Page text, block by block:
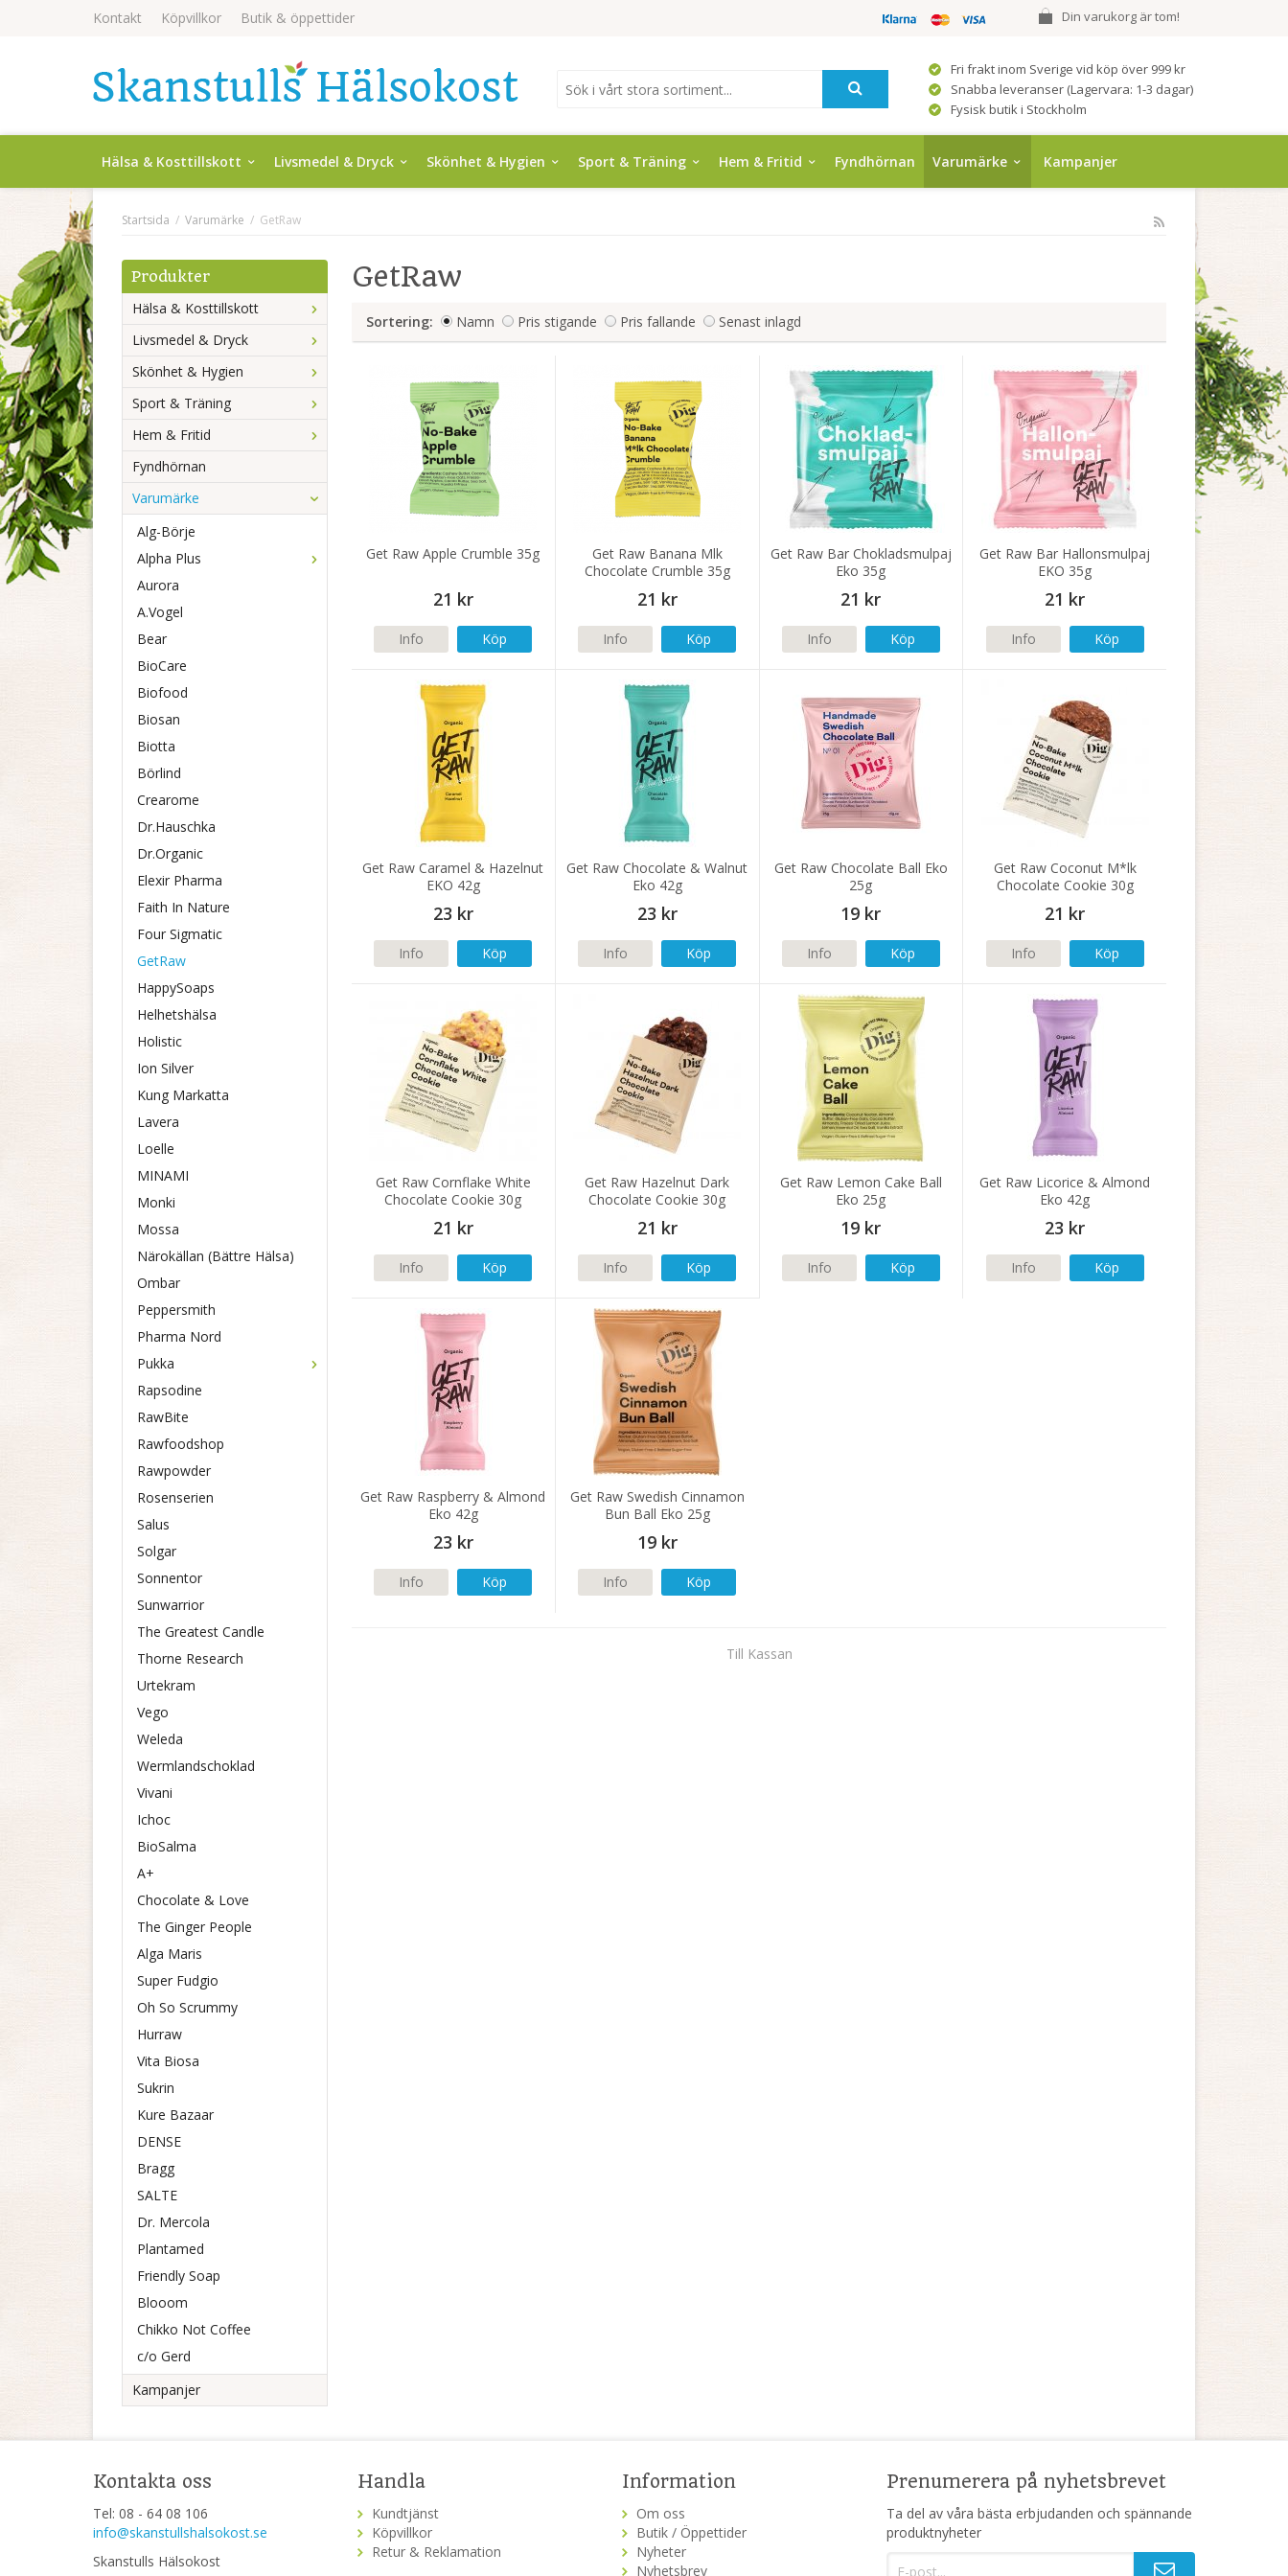
Kontakt Köpvillkor Butik & öppettider Din varukorg är tom!
Fri frakt inom Sverige vid köp över 999 kr
Snabba leveranser (Lagervara: 1-3 dagar)
Fysisk butik i Stockholm
Hälsa & Kosttillskott Livsmedel & Dryck Skönhet & Hygien Sport & Träning Hem & Fritid Fyndhörnan Varumärke Kampanjer
Startsida / Varumärke / GetRaw
Produkter
Hälsa & Kosttillskott
Livsmedel & Dryck
Skönhet & Hygien
Sport & Träning
Hem & Fritid
Fyndhörnan
Varumärke
Alg-Börje
Alpha Plus
Aurora
A.Vogel
Bear
BioCare
Biofood
Biosan
Biotta
Börlind
Crearome
Dr.Hauschka
Dr.Organic
Elexir Pharma
Faith In Nature
Four Sigmatic
GetRaw
HappySoaps
Helhetshälsa
Holistic
Ion Silver
Kung Markatta
Lavera
Loelle
MINAMI
Monki
Mossa
Närokällan (Bättre Hälsa)
Ombar
Peppersmith
Pharma Nord
Pukka
Rapsodine
RawBite
Rawfoodshop
Rawpowder
Rosenserien
Salus
Solgar
Sonnentor
Sunwarrior
The Greatest Candle
Thorne Research
Urtekram
Vego
Weleda
Wermlandschoklad
Vivani
Ichoc
BioSalma
A+
Chocolate & Love
The Ginger People
Alga Maris
Super Fudgio
Oh So Scrummy
Hurraw
Vita Biosa
Sukrin
Kure Bazaar
DENSE
Bragg
SALTE
Dr. Mercola
Plantamed
Friendly Soap
Blooom
Chikko Not Coffee
c/o Gerd
Kampanjer
GetRaw
Sortering: Namn Pris stigande Pris fallande Senast inlagd
Get Raw Apple Crumble 35g
21 kr
Info Köp
Get Raw Banana Mlk
Chocolate Crumble 35g
21 kr
Info Köp
Get Raw Bar Chokladsmulpaj
Eko 35g
21 kr
Info Köp
Get Raw Bar Hallonsmulpaj
EKO 35g
21 kr
Info Köp
Get Raw Caramel & Hazelnut
EKO 42g
23 kr
Info Köp
Get Raw Chocolate & Walnut
Eko 42g
23 kr
Info Köp
Get Raw Chocolate Ball Eko
25g
19 kr
Info Köp
Get Raw Coconut M*lk
Chocolate Cookie 30g
21 kr
Info Köp
Get Raw Cornflake White
Chocolate Cookie 30g
21 kr
Info Köp
Get Raw Hazelnut Dark
Chocolate Cookie 30g
21 kr
Info Köp
Get Raw Lemon Cake Ball
Eko 25g
19 kr
Info Köp
Get Raw Licorice & Almond
Eko 42g
23 kr
Info Köp
Get Raw Raspberry & Almond
Eko 42g
23 kr
Info Köp
Get Raw Swedish Cinnamon
Bun Ball Eko 25g
19 kr
Info Köp
Till Kassan
Kontakta oss
Tel: 08 - 64 08 106
info@skanstullshalsokost.se
Skanstulls Hälsokost
Handla
Kundtjänst
Köpvillkor
Retur & Reklamation
Information
Om oss
Butik / Öppettider
Nyheter
Nyhetsbrev
Prenumerera på nyhetsbrevet
Ta del av våra bästa erbjudanden och spännande
produktnyheter